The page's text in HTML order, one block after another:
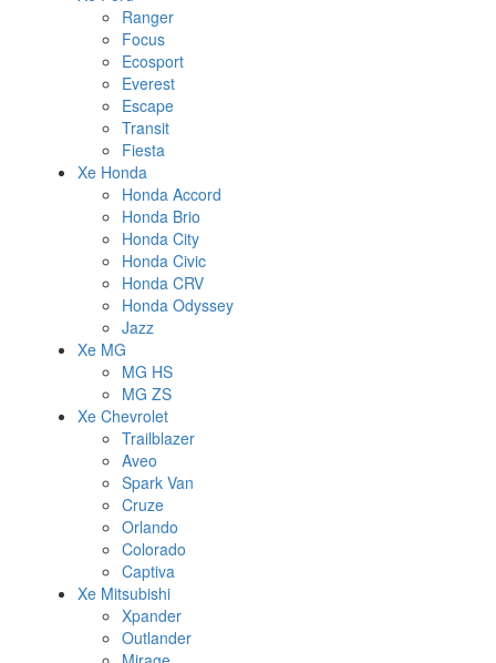
Ranger
Focus
Ecosport
Everest
Escape
Transit
Fiesta
Xe Honda
Honda Accord
Honda Brio
Honda City
Honda Civic
Honda CRV
Honda Odyssey
Jazz
Xe MG
MG HS
MG ZS
Xe Chevrolet
Trailblazer
Aveo
Spark Van
Cruze
Orlando
Colorado
Captiva
Xe Mitsubishi
Xpander
Outlander